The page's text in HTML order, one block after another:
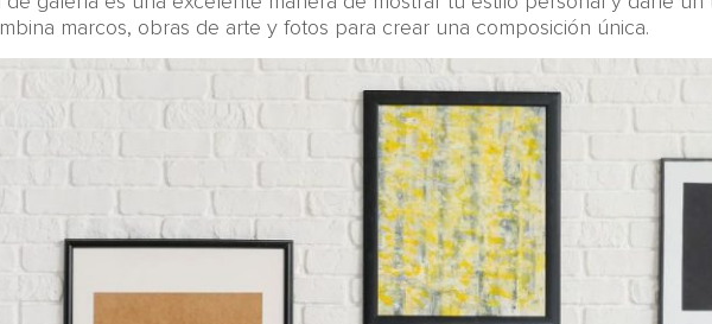
marcos, obras de arte y fotos para crear una composición única.